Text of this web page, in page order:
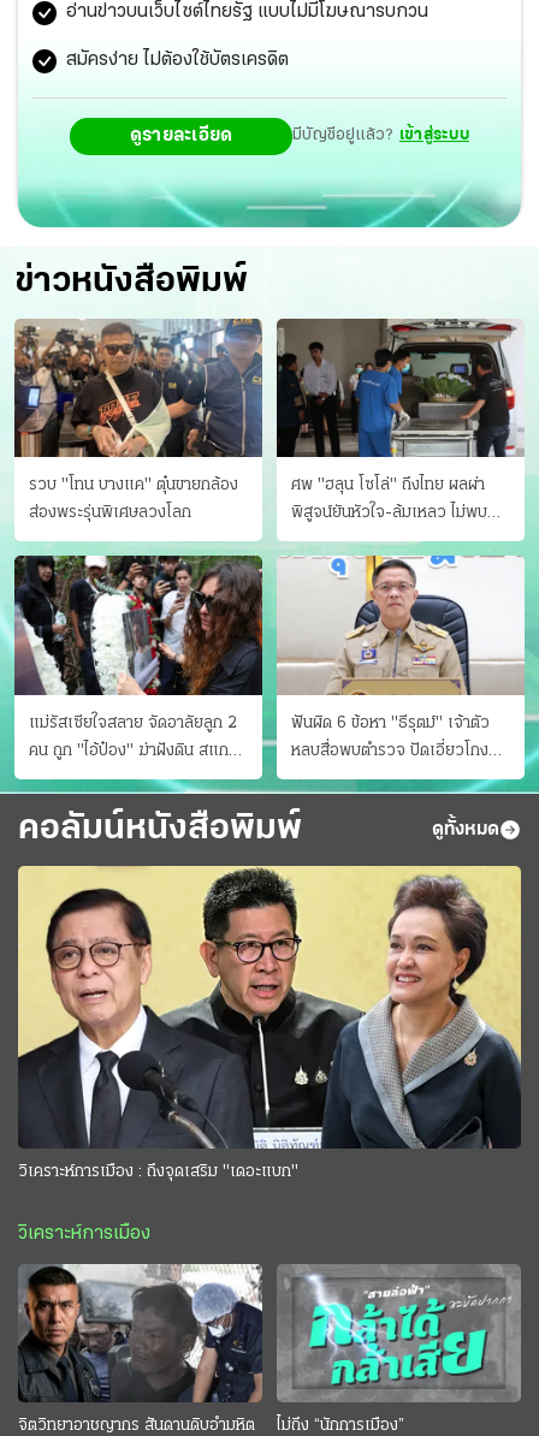
อ่านข่าวบนเว็บไซต์ไทยรัฐ แบบไม่มีโฆษณารบกวน
สมัครง่าย ไม่ต้องใช้บัตรเครดิต
ดูรายละเอียด มีบัญชีอยู่แล้ว? เข้าสู่ระบบ
ข่าวหนังสือพิมพ์
รวบ "โทน บางแค" ตุ๋นขายกล้อง
ส่องพระรุ่นพิเศษลวงโลก
ศพ "ฮลุน โซโล่" ถึงไทย ผลผ่า
พิสูจน์ยันหัวใจ-ล้มเหลว ไม่พบ
บาดแผล
แม่รัสเซียใจสลาย จัดอาลัยลูก 2
คน ถูก "ไอ้ป๋อง" ฆ่าฝังดิน สแกน
ไม่มีศพเพิ่ม
ฟันผิด 6 ข้อหา "ธีรุตม์" เจ้าตัว
หลบสื่อพบตำรวจ ปัดเอี่ยวโกง
สอบท้องถิ่น จ่อบี้รํ่ารวยมากปกติ
คอลัมน์หนังสือพิมพ์ ดูทั้งหมด
วิเคราะห์การเมือง : ถึงจุดเสริม "เดอะแบก"
วิเคราะห์การเมือง
จิตวิทยาอาชญากร สันดานดิบอำมหิต ไม่ถึง “นักการเมือง”